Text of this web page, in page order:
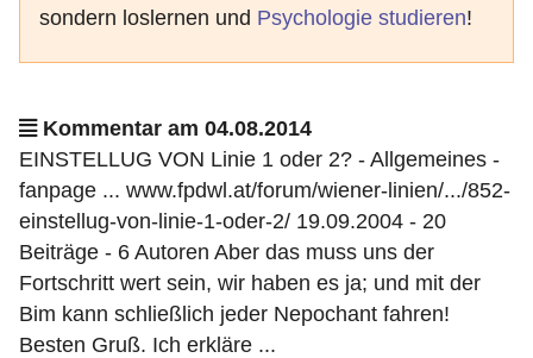
sondern loslernen und Psychologie studieren!
Kommentar am 04.08.2014
EINSTELLUG VON Linie 1 oder 2? - Allgemeines -
fanpage ... www.fpdwl.at/forum/wiener-linien/.../852-
einstellug-von-linie-1-oder-2/ 19.09.2004 - 20
Beiträge - ‎6 Autoren Aber das muss uns der
Fortschritt wert sein, wir haben es ja; und mit der
Bim kann schließlich jeder Nepochant fahren!
Besten Gruß. Ich erkläre ...